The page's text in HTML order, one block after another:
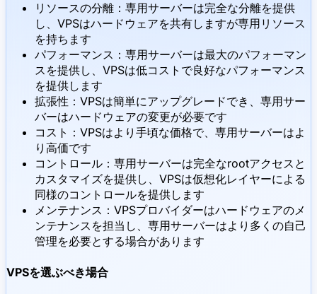
リソースの分離：専用サーバーは完全な分離を提供
し、VPSはハードウェアを共有しますが専用リソース
を持ちます
パフォーマンス：専用サーバーは最大のパフォーマン
スを提供し、VPSは低コストで良好なパフォーマンス
を提供します
拡張性：VPSは簡単にアップグレードでき、専用サー
バーはハードウェアの変更が必要です
コスト：VPSはより手頃な価格で、専用サーバーはよ
り高価です
コントロール：専用サーバーは完全なrootアクセスと
カスタマイズを提供し、VPSは仮想化レイヤーによる
同様のコントロールを提供します
メンテナンス：VPSプロバイダーはハードウェアのメ
ンテナンスを担当し、専用サーバーはより多くの自己
管理を必要とする場合があります
VPSを選ぶべき場合